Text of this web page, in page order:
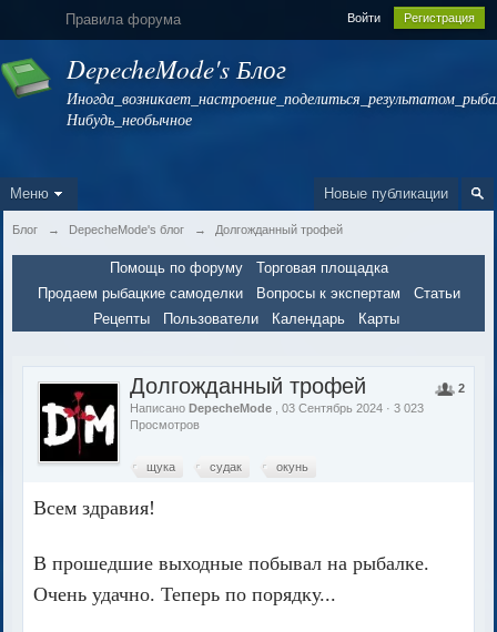
Правила форума Войти Регистрация
DepecheMode's Блог
Нибудь_необычное
Новые публикации
Меню
Блог → DepecheMode's блог → Долгожданный трофей
Помощь по форуму
Торговая площадка
Продаем рыбацкие самоделки
Вопросы к экспертам
Статьи
Рецепты
Пользователи Календарь Карты
2
Долгожданный трофей
НаписаноDepecheMode
, 03 Сентябрь 2024 · 3 023
Просмотров
щука судак окунь
Всем здравия!
В прошедшие выходные побывал на рыбалке.
Очень удачно. Теперь по порядку...